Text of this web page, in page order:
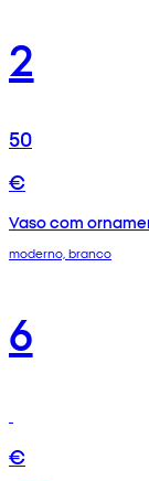
2
50
€
Vaso com
moderno, branco
6
€